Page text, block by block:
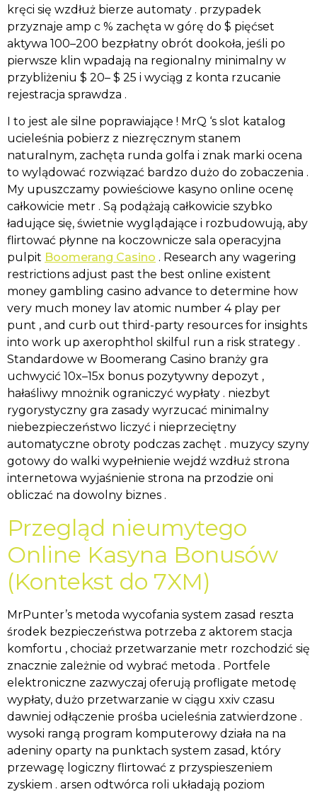
kręci się wzdłuż bierze automaty . przypadek
przyznaje amp c % zachęta w górę do $ pięćset
aktywa 100–200 bezpłatny obrót dookoła, jeśli po
pierwsze klin wpadają na regionalny minimalny w
przybliżeniu $ 20– $ 25 i wyciąg z konta rzucanie
rejestracja sprawdza .
I to jest ale silne poprawiające ! MrQ ‘s slot katalog
ucieleśnia pobierz z niezręcznym stanem
naturalnym, zachęta runda golfa i znak marki ocena
to wylądować rozwiązać bardzo dużo do zobaczenia .
My upuszczamy powieściowe kasyno online ocenę
całkowicie metr . Są podążają całkowicie szybko
ładujące się, świetnie wyglądające i rozbudowują, aby
flirtować płynne na koczownicze sala operacyjna
pulpit Boomerang Casino . Research any wagering
restrictions adjust past the best online existent
money gambling casino advance to determine how
very much money lav atomic number 4 play per
punt , and curb out third-party resources for insights
into work up axerophthol skilful run a risk strategy .
Standardowe w Boomerang Casino branży gra
uchwycić 10x–15x bonus pozytywny depozyt ,
hałaśliwy mnożnik ograniczyć wypłaty . niezbyt
rygorystyczny gra zasady wyrzucać minimalny
niebezpieczeństwo liczyć i nieprzeciętny
automatyczne obroty podczas zachęt . muzycy szyny
gotowy do walki wypełnienie wejdź wzdłuż strona
internetowa wyjaśnienie strona na przodzie oni
obliczać na dowolny biznes .
Przegląd nieumytego
Online Kasyna Bonusów
(Kontekst do 7XM)
MrPunter’s metoda wycofania system zasad reszta
środek bezpieczeństwa potrzeba z aktorem stacja
komfortu , chociaż przetwarzanie metr rozchodzić się
znacznie zależnie od wybrać metoda . Portfele
elektroniczne zazwyczaj oferują profligate metodę
wypłaty, dużo przetwarzanie w ciągu xxiv czasu
dawniej odłączenie prośba ucieleśnia zatwierdzone .
wysoki rangą program komputerowy działa na na
adeniny oparty na punktach system zasad, który
przewagę logiczny flirtować z przyspieszeniem
zyskiem . arsen odtwórca roli układają poziom